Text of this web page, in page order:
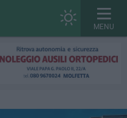
MENU